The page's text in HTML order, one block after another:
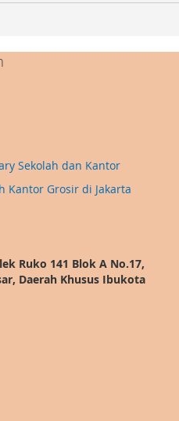
Sekolah dan Kantor
Kantor Grosir di Jakarta
Ruko 141 Blok A No.17,
Daerah Khusus Ibukota